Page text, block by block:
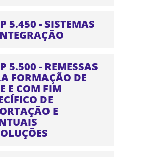
5.450 - SISTEMAS
5.500 - REMESSAS
FORMAÇÃO DE
E COM FIM
DE
E